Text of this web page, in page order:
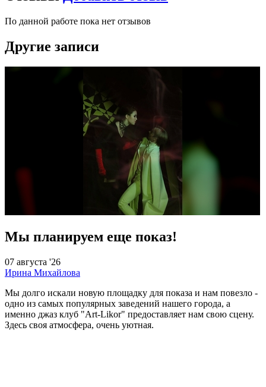
По данной работе пока нет отзывов
Другие записи
Мы планируем еще показ!
07 августа '26
Ирина Михайлова
Мы долго искали новую площадку для показа и нам повезло -
одно из самых популярных заведений нашего города, а
именно джаз клуб "Art-Likor" предоставляет нам свою сцену.
Здесь своя атмосфера, очень уютная.